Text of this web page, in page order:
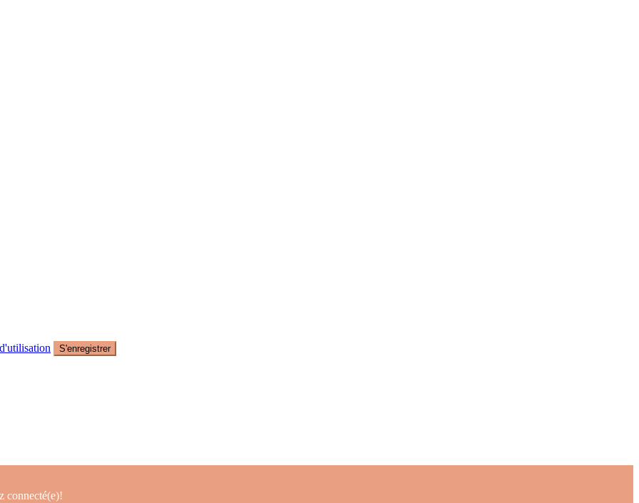
S'enregistrer
connecté(e)!